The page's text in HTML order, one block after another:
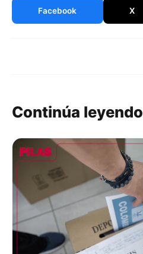
Facebook X
Continúa leyendo